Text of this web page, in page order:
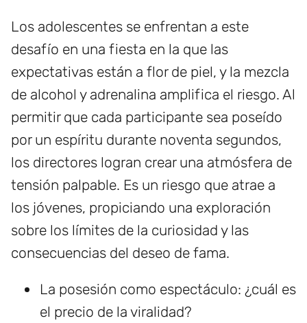
Los adolescentes se enfrentan a este
desafío en una fiesta en la que las
expectativas están a flor de piel, y la mezcla
de alcohol y adrenalina amplifica el riesgo. Al
permitir que cada participante sea poseído
por un espíritu durante noventa segundos,
los directores logran crear una atmósfera de
tensión palpable. Es un riesgo que atrae a
los jóvenes, propiciando una exploración
sobre los límites de la curiosidad y las
consecuencias del deseo de fama.
La posesión como espectáculo: ¿cuál es
el precio de la viralidad?